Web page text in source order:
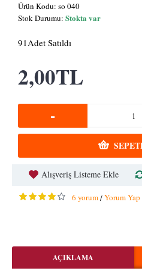
Ürün Kodu: so 040
Stok Durumu: Stokta var
91Adet Satıldı
2,00TL
-
Alışveriş Listeme Ekle
6 yorum/Yorum Yap
AÇIKLAMA